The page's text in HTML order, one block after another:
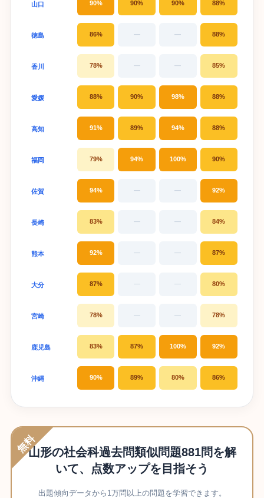
山口 90% 90% 90% 88%
徳島 86% — — 88%
香川 78% — — 85%
愛媛 88% 90% 98% 88%
高知 91% 89% 94% 88%
福岡 79% 94% 100% 90%
佐賀 94% — — 92%
長崎 83% — — 84%
熊本 92% — — 87%
大分 87% — — 80%
宮崎 78% — — 78%
鹿児島 83% 87% 100% 92%
沖縄 90% 89% 80% 86%
無料山形の社会科過去問類似問題881問を解
いて、点数アップを目指そう
出題傾向データから1万問以上の問題を学習できます。